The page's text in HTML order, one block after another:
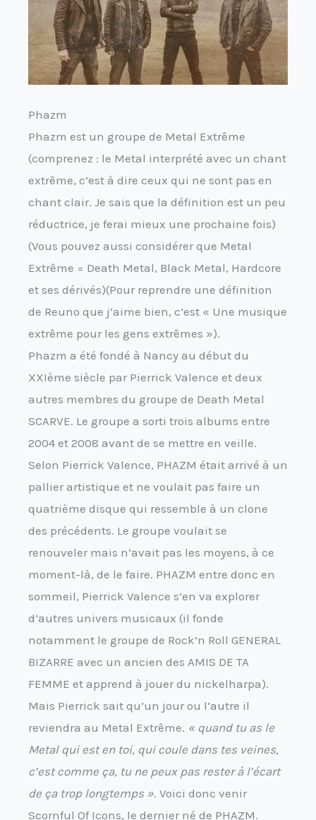
Phazm
Phazm est un groupe de Metal Extrême
(comprenez : le Metal interprété avec un chant
extrême, c’est à dire ceux qui ne sont pas en
chant clair. Je sais que la définition est un peu
réductrice, je ferai mieux une prochaine fois)
(Vous pouvez aussi considérer que Metal
Extrême = Death Metal, Black Metal, Hardcore
et ses dérivés)(Pour reprendre une définition
de Reuno que j’aime bien, c’est « Une musique
extrême pour les gens extrêmes »).
Phazm a été fondé à Nancy au début du
XXIème siècle par Pierrick Valence et deux
autres membres du groupe de Death Metal
SCARVE. Le groupe a sorti trois albums entre
2004 et 2008 avant de se mettre en veille.
Selon Pierrick Valence, PHAZM était arrivé à un
pallier artistique et ne voulait pas faire un
quatrième disque qui ressemble à un clone
des précédents. Le groupe voulait se
renouveler mais n’avait pas les moyens, à ce
moment-là, de le faire. PHAZM entre donc en
sommeil, Pierrick Valence s’en va explorer
d’autres univers musicaux (il fonde
notamment le groupe de Rock’n Roll GENERAL
BIZARRE avec un ancien des AMIS DE TA
FEMME et apprend à jouer du nickelharpa).
Mais Pierrick sait qu’un jour ou l’autre il
reviendra au Metal Extrême. « quand tu as le
Metal qui est en toi, qui coule dans tes veines,
c’est comme ça, tu ne peux pas rester à l’écart
de ça trop longtemps ». Voici donc venir
Scornful Of Icons, le dernier né de PHAZM.